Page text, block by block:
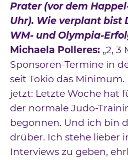
Prater (vor dem
Uhr). Wie verplant bist
WM- und Olympia-
Michaela Polleres: „2, 3
Sponsoren-Termine in
seit Tokio das Minimum.
jetzt: Letzte Woche hat
der normale Judo-
begonnen. Und ich bin
drüber. Ich stehe lieber
Interviews zu geben,